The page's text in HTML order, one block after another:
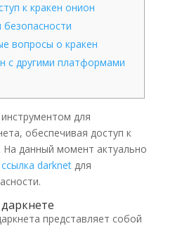
к кракен онион
вопросы о кракен
с другими платформами
для
обеспечивая доступ к
На данный момент актуально
darknetдля
представляет собой